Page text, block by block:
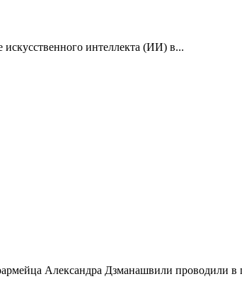
интеллекта (ИИ) в...
Александра Дзманашвили проводили в